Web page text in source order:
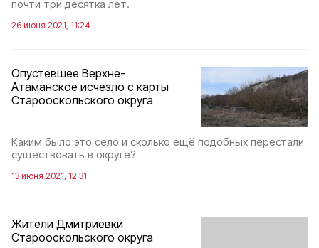
почти три десятка лет.
26 июня 2021, 11:24
Опустевшее Верхне-
Атаманское исчезло с карты
Старооскольского округа
Каким было это село и сколько ещё подобных перестали
существовать в округе?
13 июня 2021, 12:31
Жители Дмитриевки
Старооскольского округа